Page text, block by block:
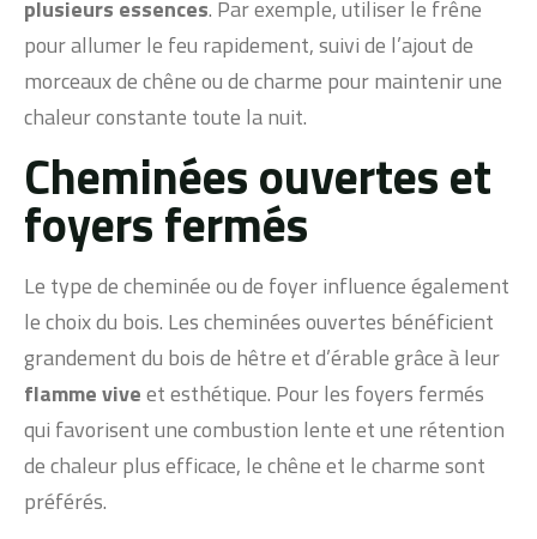
plusieurs essences. Par exemple, utiliser le frêne
pour allumer le feu rapidement, suivi de l’ajout de
morceaux de chêne ou de charme pour maintenir une
chaleur constante toute la nuit.
Cheminées ouvertes et
foyers fermés
Le type de cheminée ou de foyer influence également
le choix du bois. Les cheminées ouvertes bénéficient
grandement du bois de hêtre et d’érable grâce à leur
flamme viveet esthétique. Pour les foyers fermés
qui favorisent une combustion lente et une rétention
de chaleur plus efficace, le chêne et le charme sont
préférés.